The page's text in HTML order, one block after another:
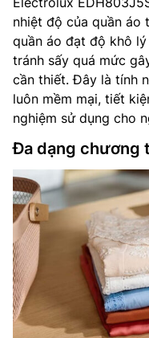
nhiệt độ của quần áo
quần áo đạt độ khô
tránh sấy quá mức
cần thiết. Đây là tính
luôn mềm mại, tiết
nghiệm sử dụng cho
Đa dạng chương